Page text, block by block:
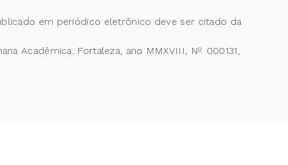
em periódico eletrônico deve ser citado da
Acadêmica. Fortaleza, ano MMXVIII, Nº. 000131,